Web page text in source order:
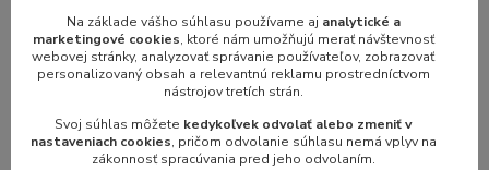
Na základe vášho súhlasu používame aj analytické a
marketingové cookies, ktoré nám umožňujú merať návštevnosť
webovej stránky, analyzovať správanie používateľov, zobrazovať
personalizovaný obsah a relevantnú reklamu prostredníctvom
nástrojov tretích strán.
Svoj súhlas môžete kedykoľvek odvolať alebo zmeniť v
nastaveniach cookies, pričom odvolanie súhlasu nemá vplyv na
zákonnosť spracúvania pred jeho odvolaním.